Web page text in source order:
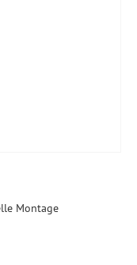
Montage